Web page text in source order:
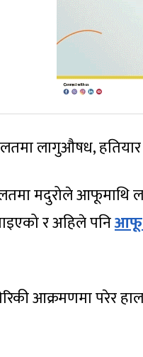
लागुऔषध,
मदुरोले आफूमाथि
र अहिले पनिआफू
आक्रमणमा परेर